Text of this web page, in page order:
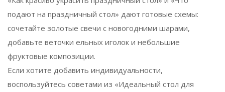
подают на праздничный стол» дают готовые схемы:
сочетайте золотые свечи с новогодними шарами,
добавьте веточки ельных иголок и небольшие
фруктовые композиции.
Если хотите добавить индивидуальности,
воспользуйтесь советами из «Идеальный стол для